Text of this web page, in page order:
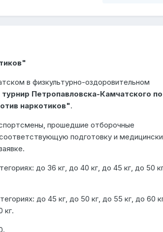
в физкультурно-оздоровительном
Петропавловска-Камчатского по
наркотиков".
прошедшие отборочные
подготовку и
до 36 кг, до 40 кг, до 45 кг, до 50
до 45 кг, до 50 кг, до 55 кг, до 60
кг.